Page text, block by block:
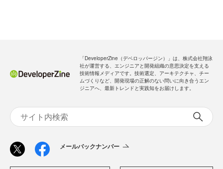
「DeveloperZine（デベロッパージン）」は、株式会社翔泳
社が運営する、エンジニアと開発組織の意思決定を支える
技術情報メディアです。技術選定、アーキテクチャ、チー
ムづくりなど、開発現場の正解のない問いに向き合うエン
ジニアへ、最新トレンドと実践知をお届けします。
メールバックナンバー